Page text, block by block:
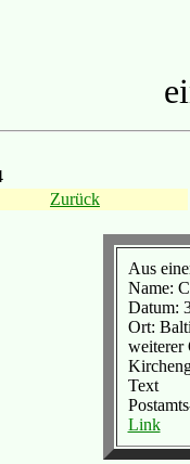
Zurück
Aus
Name:
Datum:
Ort:
weiterer
Text
Link